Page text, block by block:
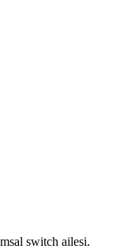
switch ailesi.